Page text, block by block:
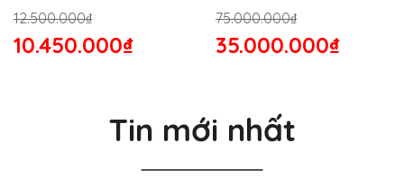
12.500.000₫
10.450.000₫
75.000.000₫
35.000.000₫
Tin mới nhất